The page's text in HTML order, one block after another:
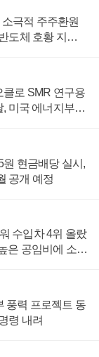
극적 주주환원
도체 호황 지속
클로 SMR 연구용
, 미국 에너지부
현금배당 실시,
공개 예정
수입차 4위 올랐
은 공임비에 소비
풍력 프로젝트 동
령 내려